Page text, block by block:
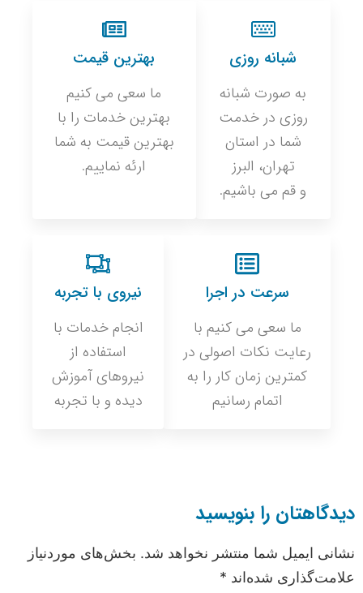
شبانه روزی
به صورت شبانه
روزی در خدمت
شما در استان
تهران، البرز
و قم می باشیم.
بهترین قیمت
ما سعی می کنیم
بهترین خدمات را با
بهترین قیمت به شما
ارئه نماییم.
سرعت در اجرا
ما سعی می کنیم با
رعایت نکات اصولی در
کمترین زمان کار را به
اتمام رسانیم
نیروی با تجربه
انجام خدمات با
استفاده از
نیروهای آموزش
دیده و با تجربه
دیدگاهتان را بنویسید
نشانی ایمیل شما منتشر نخواهد شد. بخش‌های موردنیاز
علامت‌گذاری شده‌اند *